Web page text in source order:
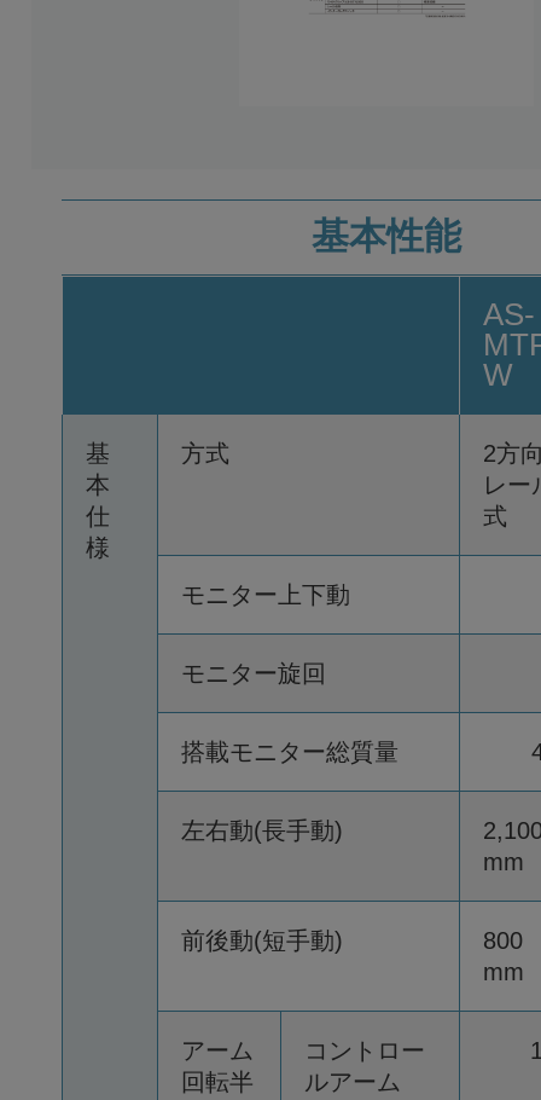
基本性能
AS-
W
基
本
仕
様
方式
2方
レー
式
モニター上下動
モニター旋回
搭載モニター総質量
左右動(長手動)
mm
前後動(短手動)
800
mm
アーム
回転半
コントロー
ルアーム